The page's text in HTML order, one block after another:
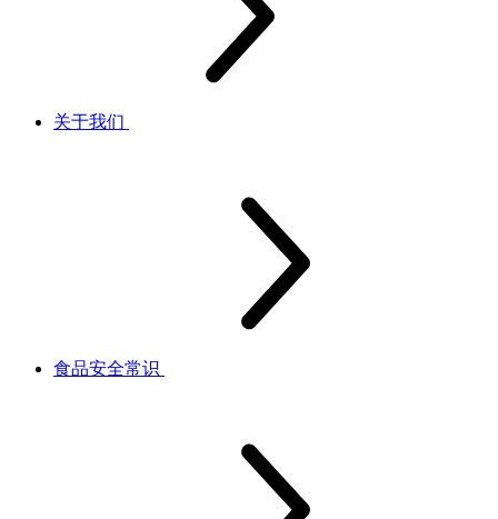
关于我们
食品安全常识